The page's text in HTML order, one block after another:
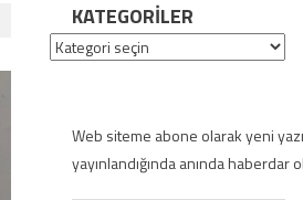
KATEGORILER
Kategoriler
Web siteme abone olarak yeni
yayınlandığında anında haberdar